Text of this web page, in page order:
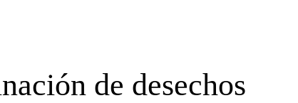
de desechos